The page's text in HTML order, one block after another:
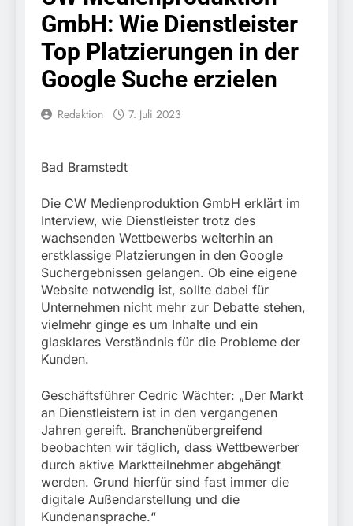
Einreisekontrolle sicher
Strafverfahren wegen
Verstoßes gegen das
Betäubungsmittelgesetz
eingeleitet.
10. August 2026
Bundespolizeidirektion
München: Bundespolizei
nimmt Georgier wegen
Urkundendelikts fest /
Täuschungsversuch ohne
7. August 2026
POL-MFR: (727)
Versandpaket – Polizei
7. August 2026
München: Bundespolizei
kontrolliert
grenzüberschreitenden
Verkehr / Waffenfund im
Fahrzeug
7. August 2026
Bundespolizeidirektion
München: Schneller
festgenommen als die
Reise nach Ungarn
beendet / Bundespolizei
nimmt einen gesuchten
Ungarn mit
Auslieferungshaftbefehl
6. August 2026
Bundespolizeidirektion
München: Ausgesetzte
Katze am Bahnhof
Bamberg aufgefunden –
Tierheim übernimmt
6. August 2026
HZA-R: Zoll deckt auf:
Ermittlungen der
Finanzkontrolle
Schwarzarbeit führen zu
rechtskräftiger
Verurteilung wegen
Betrugs
GmbH: Wie Dienstleister
Top Platzierungen in der
Google Suche erzielen
Redaktion 7. Juli 2023
Bad Bramstedt
Die CW Medienproduktion GmbH erklärt im
Interview, wie Dienstleister trotz des
wachsenden Wettbewerbs weiterhin an
erstklassige Platzierungen in den Google
Suchergebnissen gelangen. Ob eine eigene
Website notwendig ist, sollte dabei für
Unternehmen nicht mehr zur Debatte stehen,
vielmehr ginge es um Inhalte und ein
glasklares Verständnis für die Probleme der
Kunden.
Geschäftsführer Cedric Wächter: „Der Markt
an Dienstleistern ist in den vergangenen
Jahren gereift. Branchenübergreifend
beobachten wir täglich, dass Wettbewerber
durch aktive Marktteilnehmer abgehängt
werden. Grund hierfür sind fast immer die
digitale Außendarstellung und die
Kundenansprache.“